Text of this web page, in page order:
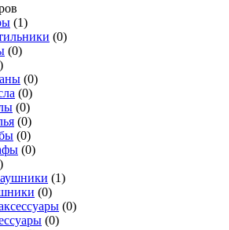
(1)
(0)
(0)
(0)
(0)
(0)
(0)
(0)
(0)
(1)
(0)
(0)
(0)